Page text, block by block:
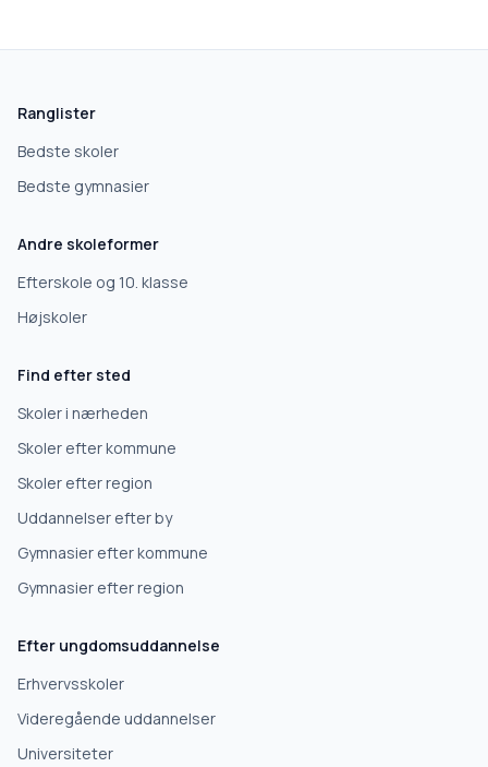
Hvad leder du efter?
Grundskole
10. klasse
Erhvervsuddannelse
Videregående uddannelse
Ranglister
Bedste skoler
Bedste gymnasier
Andre skoleformer
Efterskole og 10. klasse
Højskoler
Find efter sted
Skoler i nærheden
Skoler efter kommune
Skoler efter region
Uddannelser efter by
Gymnasier efter kommune
Gymnasier efter region
Efter ungdomsuddannelse
Erhvervsskoler
Videregående uddannelser
Universiteter